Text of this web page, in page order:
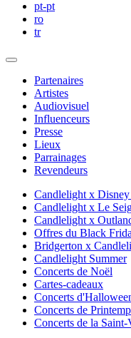
pt-pt
ro
tr
Partenaires
Artistes
Audiovisuel
Influenceurs
Presse
Lieux
Parrainages
Revendeurs
Candlelight x
Candlelight x Le
Candlelight x
Offres du Black
Bridgerton x
Candlelight Summer
Concerts de Noël
Cartes-cadeaux
Concerts
Concerts de
Concerts de la Saint-